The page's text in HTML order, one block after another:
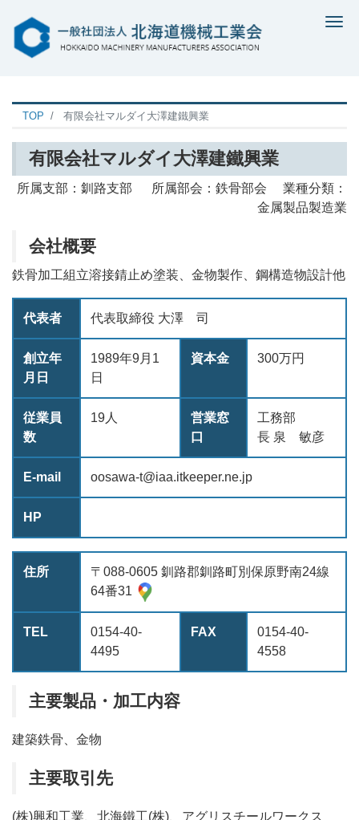
TOP 有限会社マルダイ大澤建鐵興業
有限会社マルダイ大澤建鐵興業
所属支部：釧路支部 所属部会：鉄骨部会 業種分類：
金属製品製造業
会社概要
鉄骨加工組立溶接錆止め塗装、金物製作、鋼構造物設計他
代表者 代表取締役 大澤 司
創立年
月日
1989年9月1
日
資本金 300万円
従業員
数
19人
営業窓
口
工務部
長 泉 敏彦
E-mail oosawa-t@iaa.itkeeper.ne.jp
HP
住所
〒088-0605 釧路郡釧路町別保原野南24線
64番31
TEL
0154-40-
4495
FAX
0154-40-
4558
主要製品・加工内容
建築鉄骨、金物
主要取引先
(株)興和工業、北海鐵工(株)、アグリスチールワークス